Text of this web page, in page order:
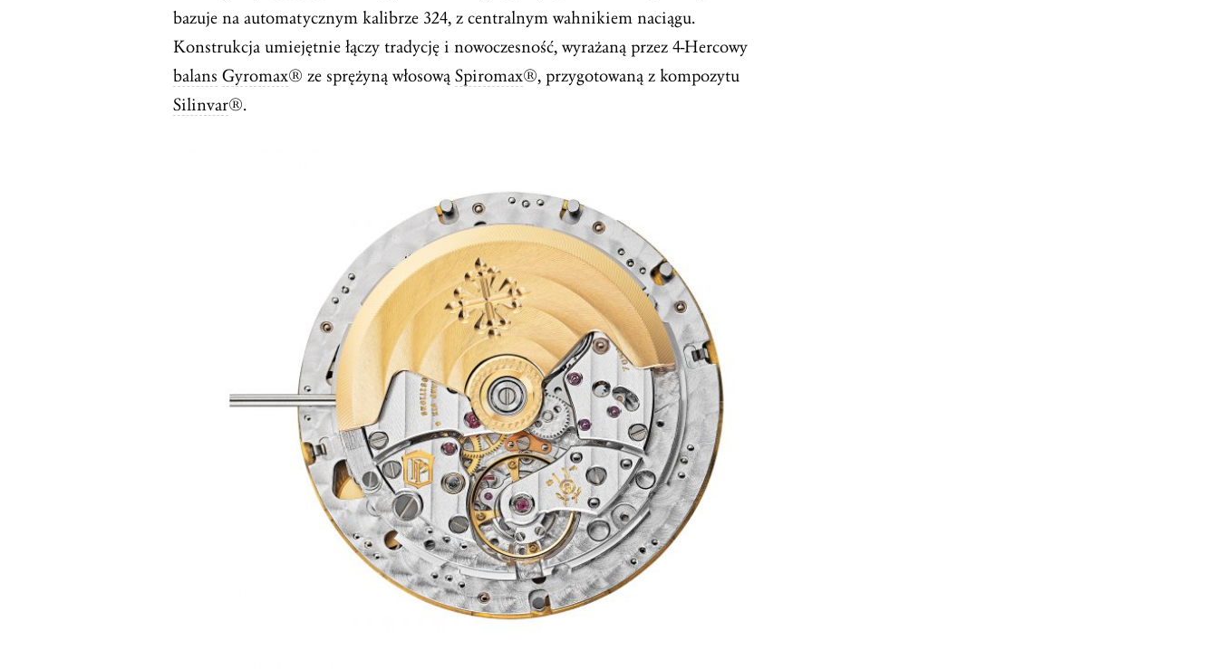
bazuje na automatycznym kalibrze 324, z centralnym wahnikiem naciągu.
Konstrukcja umiejętnie łączy tradycję i nowoczesność, wyrażaną przez 4-Hercowy
balans Gyromax® ze sprężyną włosową Spiromax®, przygotowaną z kompozytu
Silinvar®.